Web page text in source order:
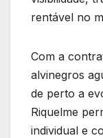
rentável no
Com a
alvinegros
de perto a
Riquelme
individual e